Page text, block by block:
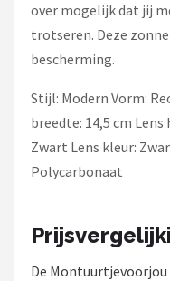
over mogelijk dat jij
trotseren. Deze
bescherming.
Stijl: Modern Vorm:
breedte: 14,5 cm
Zwart Lens kleur:
Polycarbonaat
De